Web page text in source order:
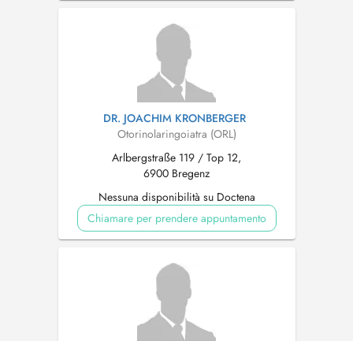
DR. JOACHIM KRONBERGER
Otorinolaringoiatra (ORL)
Arlbergstraße 119 / Top 12,
6900 Bregenz
Nessuna disponibilità su Doctena
Chiamare per prendere appuntamento